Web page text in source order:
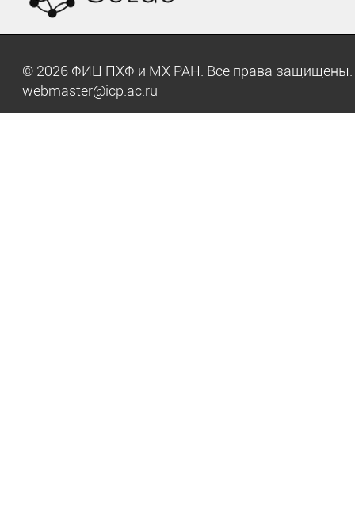
© 2026 ФИЦ ПХФ и МХ РАН. Все права
webmaster@icp.ac.ru